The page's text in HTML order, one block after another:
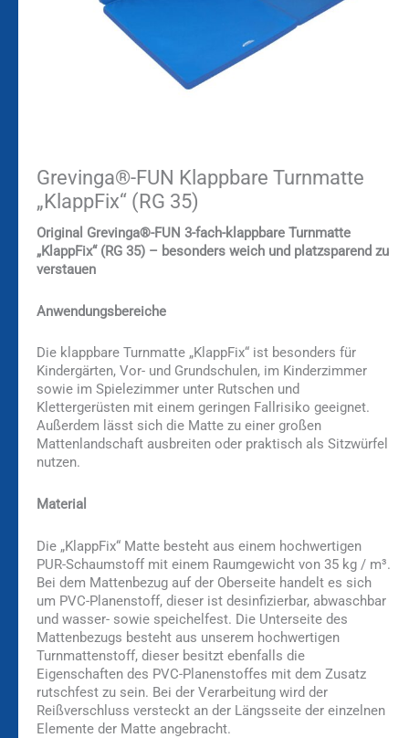
Grevinga®-FUN Klappbare Turnmatte
„KlappFix“ (RG 35)
Original Grevinga®-FUN 3-fach-klappbare Turnmatte
„KlappFix“ (RG 35) – besonders weich und platzsparend zu
verstauen
Anwendungsbereiche
Die klappbare Turnmatte „KlappFix“ ist besonders für
Kindergärten, Vor- und Grundschulen, im Kinderzimmer
sowie im Spielezimmer unter Rutschen und
Klettergerüsten mit einem geringen Fallrisiko geeignet.
Außerdem lässt sich die Matte zu einer großen
Mattenlandschaft ausbreiten oder praktisch als Sitzwürfel
nutzen.
Material
Die „KlappFix“ Matte besteht aus einem hochwertigen
PUR-Schaumstoff mit einem Raumgewicht von 35 kg / m³.
Bei dem Mattenbezug auf der Oberseite handelt es sich
um PVC-Planenstoff, dieser ist desinfizierbar, abwaschbar
und wasser- sowie speichelfest. Die Unterseite des
Mattenbezugs besteht aus unserem hochwertigen
Turnmattenstoff, dieser besitzt ebenfalls die
Eigenschaften des PVC-Planenstoffes mit dem Zusatz
rutschfest zu sein. Bei der Verarbeitung wird der
Reißverschluss versteckt an der Längsseite der einzelnen
Elemente der Matte angebracht.